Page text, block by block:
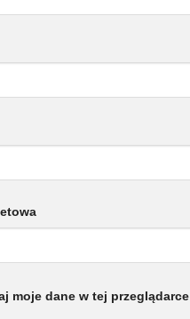
moje dane w tej przeglądarce